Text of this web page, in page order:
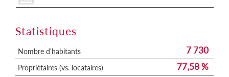
Statistiques
Nombre d'habitants 7 730
Propriétaires (vs. locataires) 77,58 %